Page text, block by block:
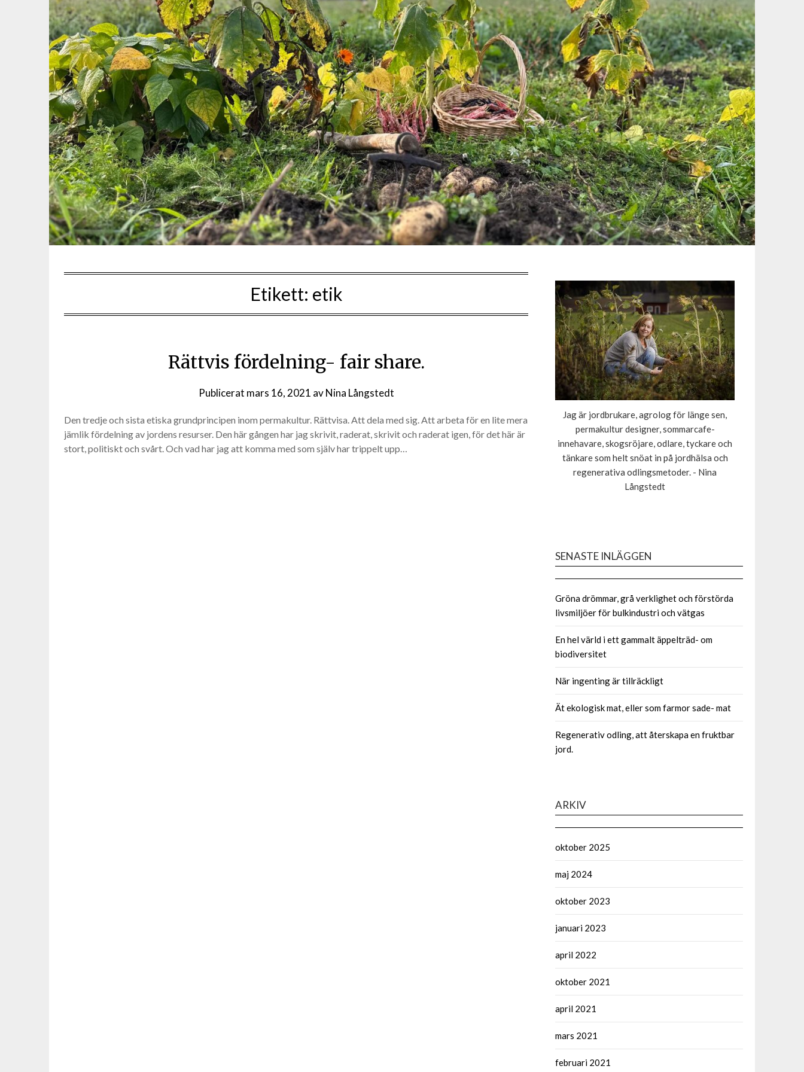
Etikett: etik
Rättvis fördelning- fair share.
Publicerat mars 16, 2021 avNina Långstedt
Den tredje och sista etiska grundprincipen inom permakultur. Rättvisa. Att dela med sig. Att arbeta för en lite mera
jämlik fördelning av jordens resurser. Den här gången har jag skrivit, raderat, skrivit och raderat igen, för det här är
stort, politiskt och svårt. Och vad har jag att komma med som själv har trippelt upp…
Jag är jordbrukare, agrolog för länge sen,
permakultur designer, sommarcafe-
innehavare, skogsröjare, odlare, tyckare och
tänkare som helt snöat in på jordhälsa och
regenerativa odlingsmetoder. - Nina
Långstedt
SENASTE INLÄGGEN
Gröna drömmar, grå verklighet och förstörda
livsmiljöer för bulkindustri och vätgas
En hel värld i ett gammalt äppelträd- om
biodiversitet
När ingenting är tillräckligt
Ät ekologisk mat, eller som farmor sade- mat
Regenerativ odling, att återskapa en fruktbar
jord.
ARKIV
oktober 2025
maj 2024
oktober 2023
januari 2023
april 2022
oktober 2021
april 2021
mars 2021
februari 2021